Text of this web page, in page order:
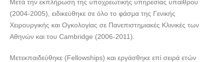
Μετά την εκπλήρωση της υποχρεωτικής υπηρεσίας υπαίθρου
(2004-2005), ειδικεύθηκε σε όλο το φάσμα της Γενικής
Χειρουργικής και Ογκολογίας σε Πανεπιστημιακές Κλινικές των
Αθηνών και του Cambridge (2006-2011).
Μετεκπαιδεύθηκε (Fellowships) και εργάσθηκε επί σειρά ετών